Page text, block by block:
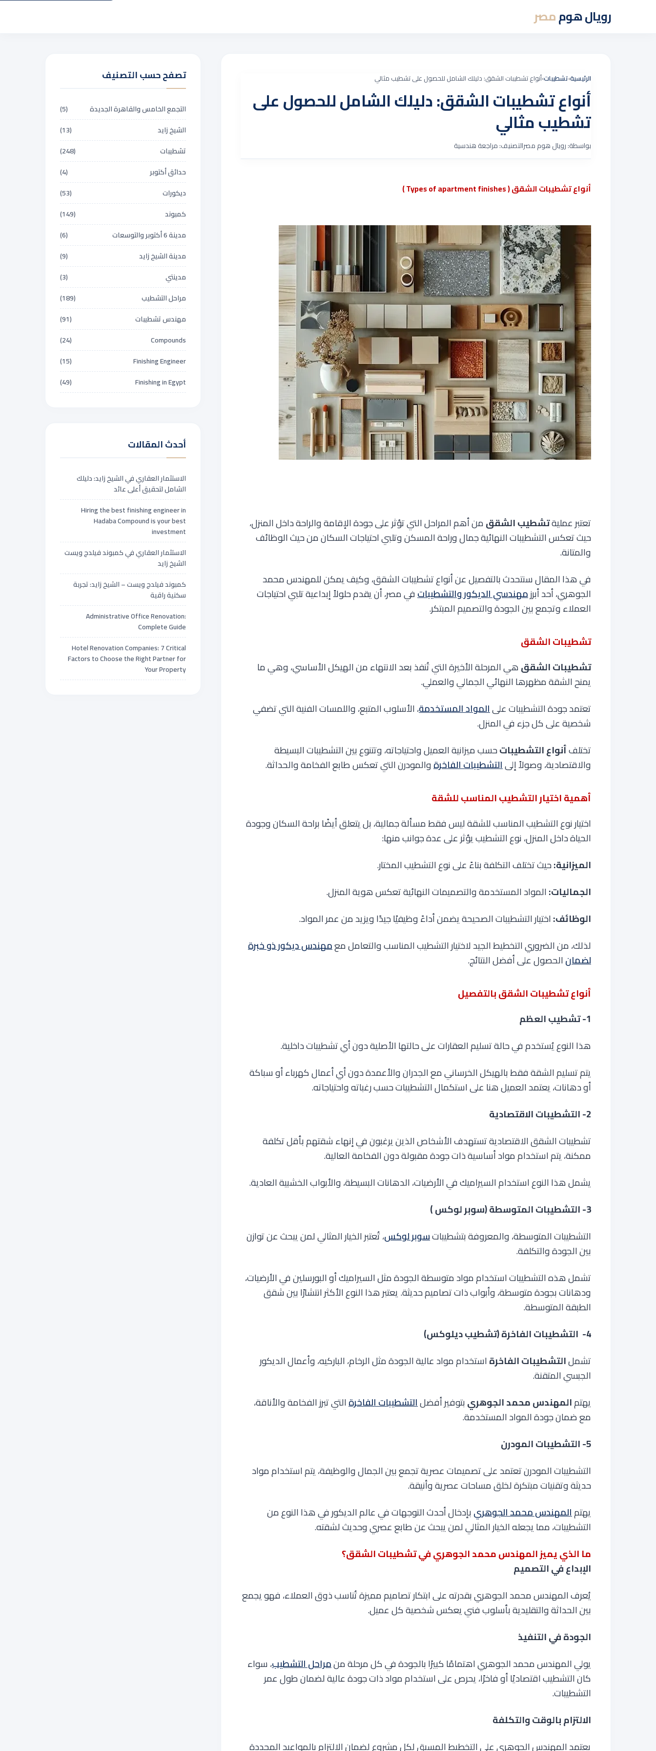
رويال هوممصر
الرئيسية›تشطيبات›أنواع تشطيبات الشقق: دليلك الشامل للحصول على تشطيب مثالي
أنواع تشطيبات الشقق: دليلك الشامل للحصول على
تشطيب مثالي
بواسطة: رويال هوم مصرالتصنيف: مراجعة هندسية
أنواع تشطيبات الشقق (Types of apartment finishes
)
تعتبر عمليةتشطيب الشققمن أهم المراحل التي تؤثر على جودة الإقامة والراحة داخل المنزل،
حيث تعكس التشطيبات النهائية جمال وراحة المسكن وتلبي احتياجات السكان من حيث الوظائف
والمتانة.
في هذا المقال سنتحدث بالتفصيل عن أنواع تشطيبات الشقق، وكيف يمكن للمهندس محمد
الجوهري، أحد أبرزمهندسي الديكور والتشطيباتفي مصر، أن يقدم حلولاً إبداعية تلبي احتياجات
العملاء وتجمع بين الجودة والتصميم المبتكر.
تشطيبات الشقق
تشطيبات الشققهي المرحلة الأخيرة التي تُنفذ بعد الانتهاء من الهيكل الأساسي، وهي ما
يمنح الشقة مظهرها النهائي الجمالي والعملي.
تعتمد جودة التشطيبات علىالمواد المستخدمة، الأسلوب المتبع، واللمسات الفنية التي تضفي
شخصية على كل جزء في المنزل.
تختلفأنواع التشطيباتحسب ميزانية العميل واحتياجاته، وتتنوع بين التشطيبات البسيطة
والاقتصادية، وصولاً إلىالتشطيبات الفاخرةوالمودرن التي تعكس طابع الفخامة والحداثة.
أهمية اختيار التشطيب المناسب للشقة
اختيار نوع التشطيب المناسب للشقة ليس فقط مسألة جمالية، بل يتعلق أيضًا براحة السكان وجودة
الحياة داخل المنزل، نوع التشطيب يؤثر على عدة جوانب منها:
الميزانية:حيث تختلف التكلفة بناءً على نوع التشطيب المختار.
الجماليات:المواد المستخدمة والتصميمات النهائية تعكس هوية المنزل.
الوظائف:اختيار التشطيبات الصحيحة يضمن أداءً وظيفيًا جيدًا ويزيد من عمر المواد.
لذلك، من الضروري التخطيط الجيد لاختيار التشطيب المناسب والتعامل معمهندس ديكور ذو خبرة
لضمانالحصول على أفضل النتائج.
أنواع تشطيبات الشقق بالتفصيل
1- تشطيب العظم
هذا النوع يُستخدم في حالة تسليم العقارات على حالتها الأصلية دون أي تشطيبات داخلية.
يتم تسليم الشقة فقط بالهيكل الخرساني مع الجدران والأعمدة دون أي أعمال كهرباء أو سباكة
أو دهانات، يعتمد العميل هنا على استكمال التشطيبات حسب رغباته واحتياجاته.
2- التشطيبات الاقتصادية
تشطيبات الشقق الاقتصادية تستهدف الأشخاص الذين يرغبون في إنهاء شقتهم بأقل تكلفة
ممكنة، يتم استخدام مواد أساسية ذات جودة مقبولة دون الفخامة العالية.
يشمل هذا النوع استخدام السيراميك في الأرضيات، الدهانات البسيطة، والأبواب الخشبية العادية.
3- التشطيبات المتوسطة (سوبر لوكس )
التشطيبات المتوسطة، والمعروفة بتشطيباتسوبر لوكس، تُعتبر الخيار المثالي لمن يبحث عن توازن
بين الجودة والتكلفة.
تشمل هذه التشطيبات استخدام مواد متوسطة الجودة مثل السيراميك أو البورسلين في الأرضيات،
ودهانات بجودة متوسطة، وأبواب ذات تصاميم حديثة. يعتبر هذا النوع الأكثر انتشارًا بين شقق
الطبقة المتوسطة.
4- التشطيبات الفاخرة (تشطيب ديلوكس)
تشملالتشطيبات الفاخرةاستخدام مواد عالية الجودة مثل الرخام، الباركيه، وأعمال الديكور
الجبسي المتقنة.
يهتمالمهندس محمد الجوهريبتوفير أفضلالتشطيبات الفاخرةالتي تبرز الفخامة والأناقة،
مع ضمان جودة المواد المستخدمة.
5- التشطيبات المودرن
التشطيبات المودرن تعتمد على تصميمات عصرية تجمع بين الجمال والوظيفة، يتم استخدام مواد
حديثة وتقنيات مبتكرة لخلق مساحات عصرية وأنيقة.
يهتمالمهندس محمد الجوهريبإدخال أحدث التوجهات في عالم الديكور في هذا النوع من
التشطيبات، مما يجعله الخيار المثالي لمن يبحث عن طابع عصري وحديث لشقته.
ما الذي يميز المهندس محمد الجوهري في تشطيبات الشقق؟
الإبداع في التصميم
يُعرف المهندس محمد الجوهري بقدرته على ابتكار تصاميم مميزة تُناسب ذوق العملاء، فهو يجمع
بين الحداثة والتقليدية بأسلوب فني يعكس شخصية كل عميل.
الجودة في التنفيذ
يولي المهندس محمد الجوهري اهتمامًا كبيرًا بالجودة في كل مرحلة منمراحل التشطيب، سواء
كان التشطيب اقتصاديًا أو فاخرًا، يحرص على استخدام مواد ذات جودة عالية لضمان طول عمر
التشطيبات.
الالتزام بالوقت والتكلفة
يعتمد المهندس الجوهري على التخطيط المسبق لكل مشروع لضمان الالتزام بالمواعيد المحددة
تصفح حسب التصنيف
التجمع الخامس والقاهرة الجديدة
(5)
الشيخ زايد
(13)
تشطيبات
(248)
حدائق أكتوبر
(4)
ديكورات
(53)
كمبوند
(149)
مدينة 6 أكتوبر والتوسعات
(6)
مدينة الشيخ زايد
(9)
مدينتي
(3)
مراحل التشطيب
(189)
مهندس تشطيبات
(91)
Compounds
(24)
Finishing Engineer
(15)
Finishing in Egypt
(49)
أحدث المقالات
الاستثمار العقاري في الشيخ زايد: دليلك
الشامل لتحقيق أعلى عائد
Hiring the best finishing engineer in
Hadaba Compound is your best
investment
الاستثمار العقاري في كمبوند فيلدج ويست
الشيخ زايد
كمبوند فيلدج ويست – الشيخ زايد: تجربة
سكنية راقية
Administrative Office Renovation:
Complete Guide
Hotel Renovation Companies: 7 Critical
Factors to Choose the Right Partner for
Your Property